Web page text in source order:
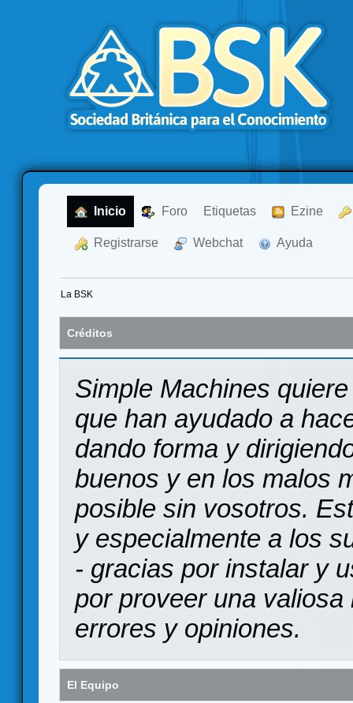
Inicio Foro Etiquetas Ezine
Registrarse Webchat Ayuda
La BSK
Créditos
Simple Machines
que han ayudado a
dando forma y
buenos y en los malos
posible sin vosotros.
y especialmente a los
- gracias por instalar y
por proveer una
errores y opiniones.
El Equipo